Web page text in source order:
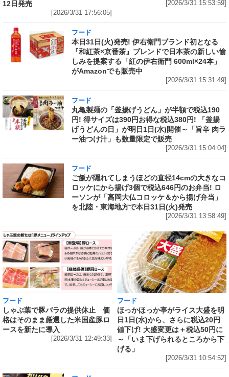
12日発売
[2026/3/31 17:56:05]
[2026/3/31 15:53:59]
フード
本日31日(火)発売! 伊右衛門ブランド初となる
『和紅茶×京番茶』ブレンドで日本茶の新しい愉
しみを提案する「紅の伊右衛門 600ml×24本」
がAmazonでも販売中
[2026/3/31 15:31:49]
フード
丸亀製麺の「釜揚げうどん」が半額で税込190
円! 得サイズは390円お得な税込380円! 「釜揚
げうどんの日」が明日1日(水)開催～「旨辛 肉ラ
ー油つけ汁」も数量限定で販売
[2026/3/31 15:04:04]
フード
ご飯が隠れてしまうほどの直径14cmの大きなコ
ロッケにから揚げ3個で税込646円のお弁当! ロ
ーソンが「高岡大仏コロッケ＆から揚げ弁当」
を北陸・東海地方で本日31日(火)発売
[2026/3/31 13:58:49]
フード
しゃぶ葉で豚バラの提供休止 価
格はそのまま厳選した米国産豚ロ
ースを新たに導入
[2026/3/31 12:49:33]
フード
ほっかほっか亭がライス大盛を明
日1日(水)から、さらに税込20円
値下げ! 大盛変更は＋税込50円に
～「いま下げられるところから下
げる」
[2026/3/31 10:54:52]